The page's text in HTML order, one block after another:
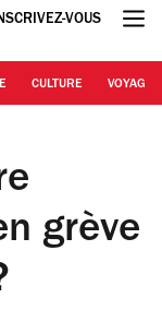
VOUS
CULTURE VOYAGE
grève